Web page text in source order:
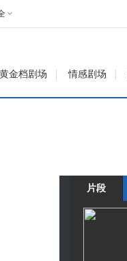
黄金档剧场 情感剧场
片段